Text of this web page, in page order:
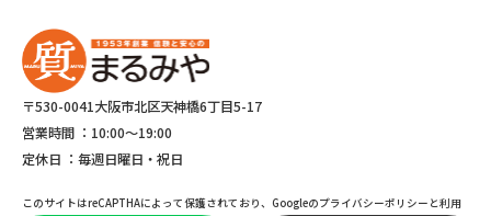
〒530-0041大阪市北区天神橋6丁目5-17
営業時間 ： 10:00～19:00
定休日 ： 毎週日曜日・祝日
このサイトはreCAPTHAによって保護されており、Googleのプライバシーポリシーと利用